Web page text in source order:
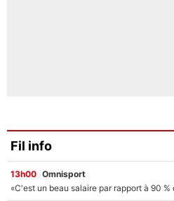
Fil info
13h00 Omnisport